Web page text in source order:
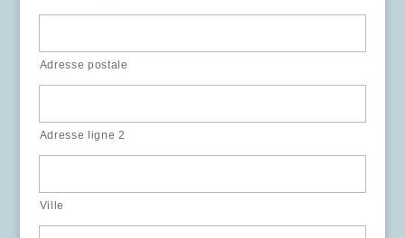
Adresse postale
Adresse ligne 2
Ville